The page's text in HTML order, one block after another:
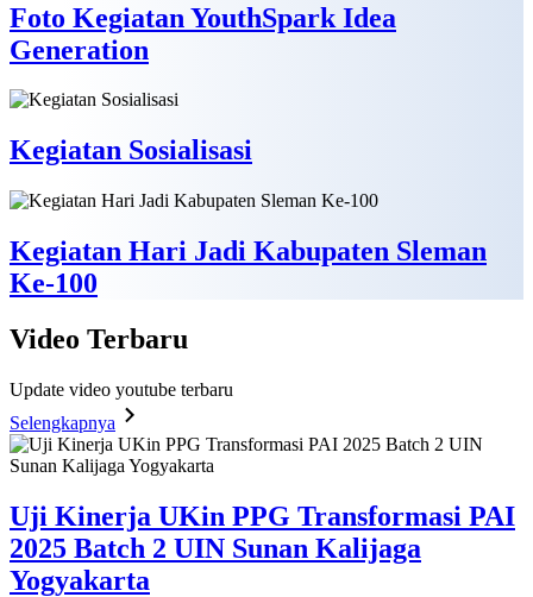
Foto Kegiatan YouthSpark Idea
Generation
Kegiatan Sosialisasi
Kegiatan Hari Jadi Kabupaten Sleman
Ke-100
Video Terbaru
Update video youtube terbaru
Selengkapnya
Uji Kinerja UKin PPG Transformasi PAI
2025 Batch 2 UIN Sunan Kalijaga
Yogyakarta